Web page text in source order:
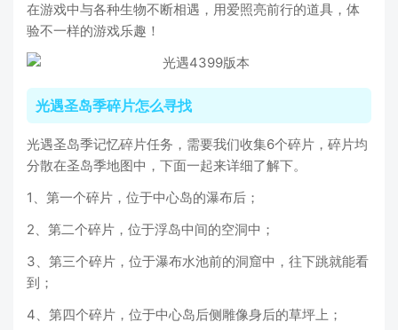
在游戏中与各种生物不断相遇，用爱照亮前行的道具，体
验不一样的游戏乐趣！
光遇圣岛季碎片怎么寻找
光遇圣岛季记忆碎片任务，需要我们收集6个碎片，碎片均
分散在圣岛季地图中，下面一起来详细了解下。
1、第一个碎片，位于中心岛的瀑布后；
2、第二个碎片，位于浮岛中间的空洞中；
3、第三个碎片，位于瀑布水池前的洞窟中，往下跳就能看
到；
4、第四个碎片，位于中心岛后侧雕像身后的草坪上；